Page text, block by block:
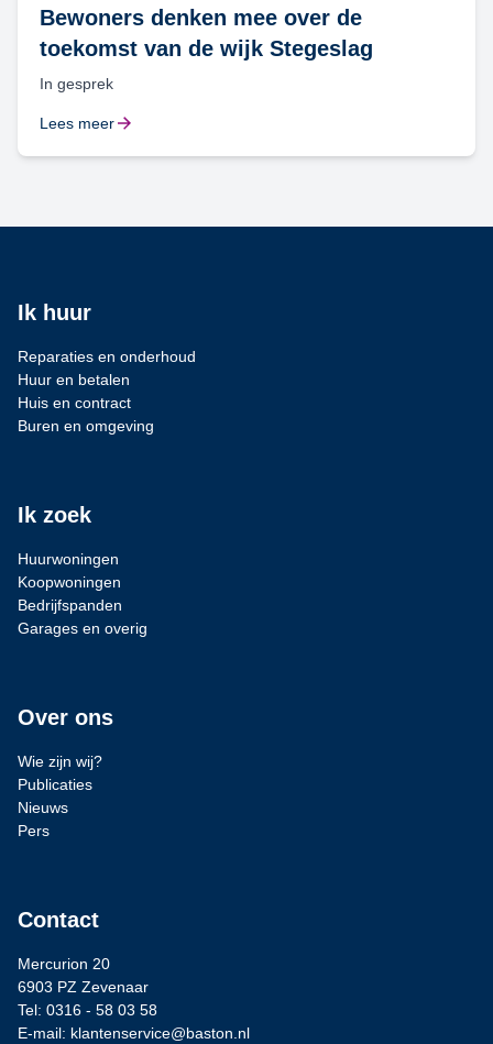
Bewoners denken mee over de
toekomst van de wijk Stegeslag
In gesprek
Lees meer
Ik huur
Reparaties en onderhoud
Huur en betalen
Huis en contract
Buren en omgeving
Ik zoek
Huurwoningen
Koopwoningen
Bedrijfspanden
Garages en overig
Over ons
Wie zijn wij?
Publicaties
Nieuws
Pers
Contact
Mercurion 20
6903 PZ Zevenaar
Tel: 0316 - 58 03 58
E-mail: klantenservice@baston.nl